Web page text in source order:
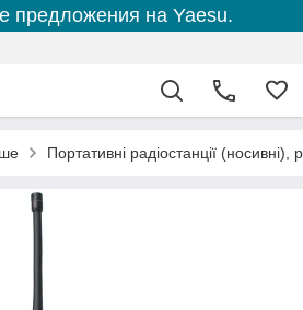
предложения на Yaesu.
Портативні радіостанції (носивні),